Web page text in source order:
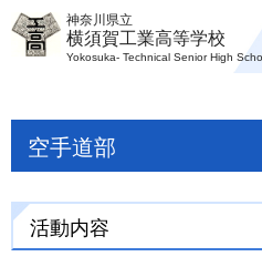
神奈川県立
横須賀工業高等学校
Yokosuka- Technical Senior High
空手道部
活動内容